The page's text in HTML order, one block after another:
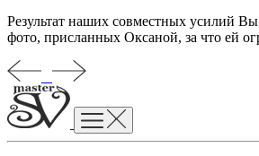
Результат наших совместных усилий
фото, присланных Оксаной, за что ей